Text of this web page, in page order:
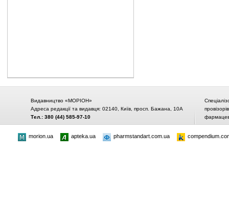
Видавництво «МОРІОН»
Адреса редакції та видавця: 02140, Київ, просп. Бажана, 10А
Тел.: 380 (44) 585-97-10
morion.ua apteka.ua pharmstandart.com.ua